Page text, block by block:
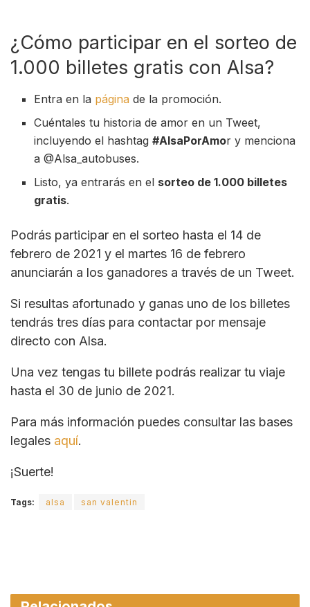
¿Cómo participar en el sorteo de
1.000 billetes gratis con Alsa?
Entra en la página de la promoción.
Cuéntales tu historia de amor en un Tweet,
incluyendo el hashtag#AlsaPorAmor y menciona
a @Alsa_autobuses.
Listo, ya entrarás en el sorteo de 1.000 billetes
gratis.
Podrás participar en el sorteo hasta el 14 de
febrero de 2021 y el martes 16 de febrero
anunciarán a los ganadores a través de un Tweet.
Si resultas afortunado y ganas uno de los billetes
tendrás tres días para contactar por mensaje
directo con Alsa.
Una vez tengas tu billete podrás realizar tu viaje
hasta el 30 de junio de 2021.
Para más información puedes consultar las bases
legales aquí.
¡Suerte!
Tags: alsa san valentin